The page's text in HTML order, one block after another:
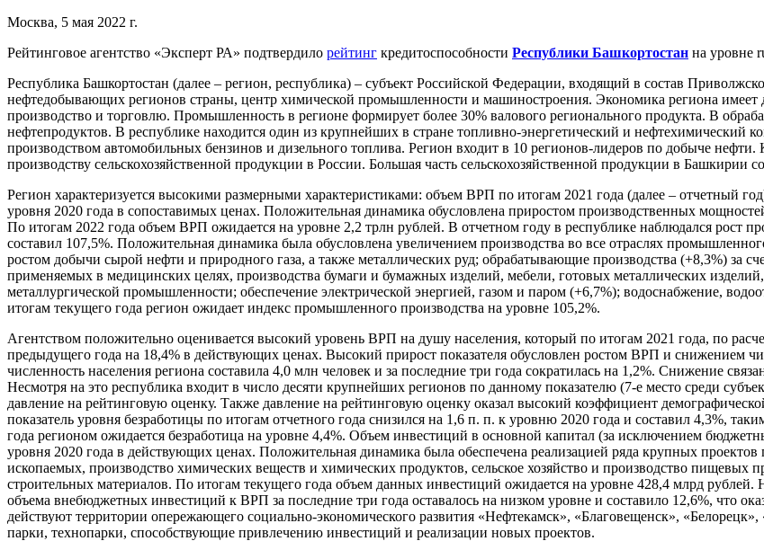
Москва, 5 мая 2022 г.
Рейтинговое агентство «Эксперт РА» подтвердило рейтинг кредитоспособности Республики Башкортостан на уровне
Республика Башкортостан (далее – регион, республика) – субъект Российской Федерации, входящий в состав
нефтедобывающих регионов страны, центр химической промышленности и машиностроения. Экономика региона
производство и торговлю. Промышленность в регионе формирует более 30% валового регионального продукта. В
нефтепродуктов. В республике находится один из крупнейших в стране топливно-энергетический и нефтехимический
производством автомобильных бензинов и дизельного топлива. Регион входит в 10 регионов-лидеров по добыче
производству сельскохозяйственной продукции в России. Большая часть сельскохозяйственной продукции в Башкирии
Регион характеризуется высокими размерными характеристиками: объем ВРП по итогам 2021 года (далее – отчетный
уровня 2020 года в сопоставимых ценах. Положительная динамика обусловлена приростом производственных
По итогам 2022 года объем ВРП ожидается на уровне 2,2 трлн рублей. В отчетном году в республике наблюдался рост
составил 107,5%. Положительная динамика была обусловлена увеличением производства во все отраслях
ростом добычи сырой нефти и природного газа, а также металлических руд; обрабатывающие производства (+8,3%) за
применяемых в медицинских целях, производства бумаги и бумажных изделий, мебели, готовых металлических
металлургической промышленности; обеспечение электрической энергией, газом и паром (+6,7%); водоснабжение,
итогам текущего года регион ожидает индекс промышленного производства на уровне 105,2%.
Агентством положительно оценивается высокий уровень ВРП на душу населения, который по итогам 2021 года, по
предыдущего года на 18,4% в действующих ценах. Высокий прирост показателя обусловлен ростом ВРП и снижением
численность населения региона составила 4,0 млн человек и за последние три года сократилась на 1,2%. Снижение
Несмотря на это республика входит в число десяти крупнейших регионов по данному показателю (7-е место среди
давление на рейтинговую оценку. Также давление на рейтинговую оценку оказал высокий коэффициент
показатель уровня безработицы по итогам отчетного года снизился на 1,6 п. п. к уровню 2020 года и составил 4,3%,
года регионом ожидается безработица на уровне 4,4%. Объем инвестиций в основной капитал (за исключением
уровня 2020 года в действующих ценах. Положительная динамика была обеспечена реализацией ряда крупных
ископаемых, производство химических веществ и химических продуктов, сельское хозяйство и производство пищевых
строительных материалов. По итогам текущего года объем данных инвестиций ожидается на уровне 428,4 млрд
объема внебюджетных инвестиций к ВРП за последние три года оставалось на низком уровне и составило 12,6%, что
действуют территории опережающего социально-экономического развития «Нефтекамск», «Благовещенск»,
парки, технопарки, способствующие привлечению инвестиций и реализации новых проектов.